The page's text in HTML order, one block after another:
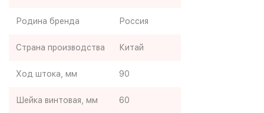
Родина бренда Россия
Страна производства Китай
Ход штока, мм 90
Шейка винтовая, мм 60